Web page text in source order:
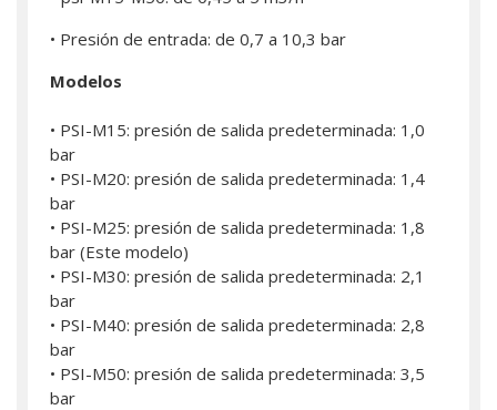
• Presión de entrada: de 0,7 a 10,3 bar
Modelos
• PSI-M15: presión de salida predeterminada: 1,0
bar
• PSI-M20: presión de salida predeterminada: 1,4
bar
• PSI-M25: presión de salida predeterminada: 1,8
bar (Este modelo)
• PSI-M30: presión de salida predeterminada: 2,1
bar
• PSI-M40: presión de salida predeterminada: 2,8
bar
• PSI-M50: presión de salida predeterminada: 3,5
bar